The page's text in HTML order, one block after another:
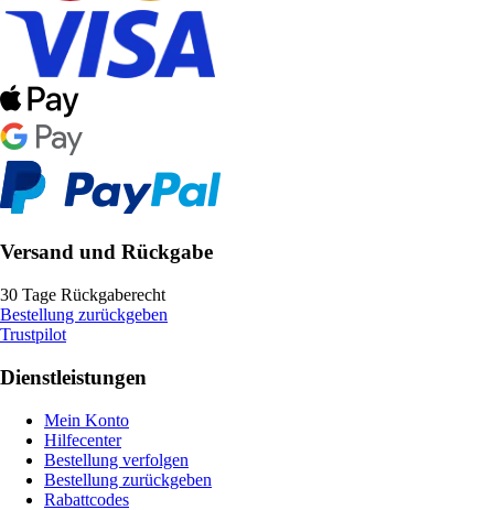
Versand und Rückgabe
30 Tage Rückgaberecht
Bestellung zurückgeben
Trustpilot
Dienstleistungen
Mein Konto
Hilfecenter
Bestellung verfolgen
Bestellung zurückgeben
Rabattcodes